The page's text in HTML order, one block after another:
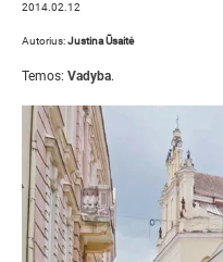
2014.02.12
Autorius:Justina Ūsaitė
Temos: Vadyba.